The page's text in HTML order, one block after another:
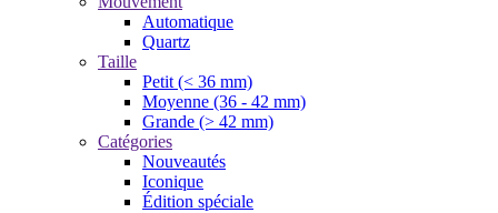
Automatique
Quartz
Taille
Petit (< 36 mm)
Moyenne (36 - 42 mm)
Grande (> 42 mm)
Catégories
Nouveautés
Iconique
Édition spéciale